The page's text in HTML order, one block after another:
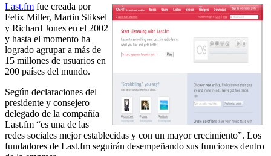
Last.fm fue creada por
Felix Miller, Martin Stiksel
y Richard Jones en el 2002
y hasta el momento ha
logrado agrupar a más de
15 millones de usuarios en
200 países del mundo.
Según declaraciones del
presidente y consejero
delegado de la compañía
Last.fm “es una de las
redes sociales mejor establecidas y con un mayor crecimiento”. Los
fundadores de Last.fm seguirán desempeñando sus funciones dentro